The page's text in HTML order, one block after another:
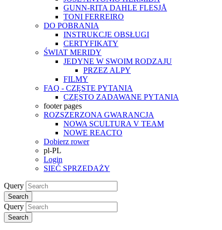
GUNN-RITA DAHLE FLESJÅ
TONI FERREIRO
DO POBRANIA
INSTRUKCJE OBSŁUGI
CERTYFIKATY
ŚWIAT MERIDY
JEDYNE W SWOIM RODZAJU
PRZEZ ALPY
FILMY
FAQ - CZĘSTE PYTANIA
CZĘSTO ZADAWANE PYTANIA
footer pages
ROZSZERZONA GWARANCJA
NOWA SCULTURA V TEAM
NOWE REACTO
Dobierz rower
pl-PL
Login
SIEĆ SPRZEDAŻY
Query
Search
Query
Search